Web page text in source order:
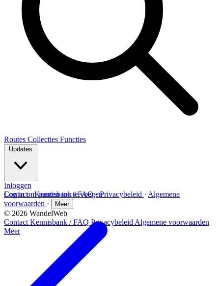
Routes Collecties Functies
Updates
Inloggen
Log in om punten toe te voegen
Contact· Kennisbank / FAQ· Privacybeleid · Algemene
voorwaarden · Meer
© 2026 WandelWeb
Contact Kennisbank / FAQ Privacybeleid Algemene voorwaarden
Meer